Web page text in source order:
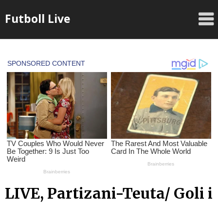
toFutboll Live
LIVE, Partizani-Teuta/ Goli i